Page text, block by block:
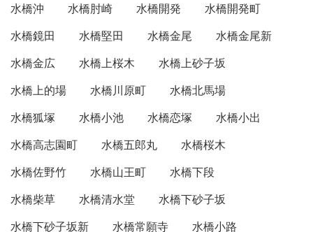
水橋沖
水橋肘崎 水橋開発
水橋開発町
水橋鏡田
水橋堅田 水橋金尾
水橋金尾新
水橋金広
水橋上桜木
水橋上砂子坂
水橋上的場
水橋川原町
水橋北馬場
水橋狐塚
水橋小池 水橋恋塚
水橋小出
水橋高志園町
水橋五郎丸
水橋桜木
水橋佐野竹
水橋山王町
水橋下段
水橋柴草
水橋清水堂
水橋下砂子坂
水橋下砂子坂新
水橋常願寺
水橋小路